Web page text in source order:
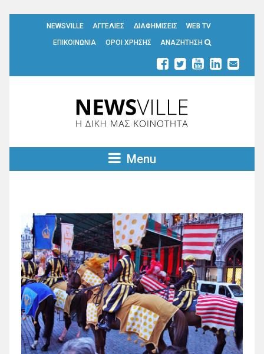
NEWSVILLE ΑΓΓΕΛΙΕΣ ΔΙΑΦΗΜΙΣΕΙΣ
WEB TV
ΕΠΙΚΟΙΝΩΝΙΑ
ΟΡΟΙ ΧΡΗΣΗΣ ΑΝΑΖΗΤΗΣΗ
Menu